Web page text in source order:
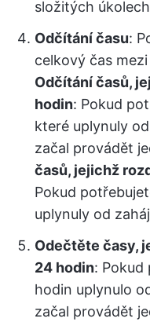
složitých úkolech
Odčítání času:
celkový čas
Odčítání časů,
hodin: Pokud
které uplynuly
začal provádět
časů, jejichž
Pokud
uplynuly od
Odečtěte časy,
24 hodin: Pokud
hodin uplynulo
začal provádět